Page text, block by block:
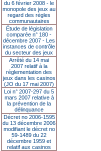
du 6 février 2008 - le
monopole des jeux au
regard des règles
communautaires
Étude de législation
comparée n° 180 -
décembre 2007 - Les
instances de contrôle
du secteur des jeux
Arrêté du 14 mai
2007 relatif à la
réglementation des
jeux dans les casinos
(JO du 17 mai 2007)
Loi n° 2007-297 du 5
mars 2007 relative à
la prévention de la
délinquance
Décret no 2006-1595
du 13 décembre 2006
modifiant le décret no
59-1489 du 22
décembre 1959 et
relatif aux casinos